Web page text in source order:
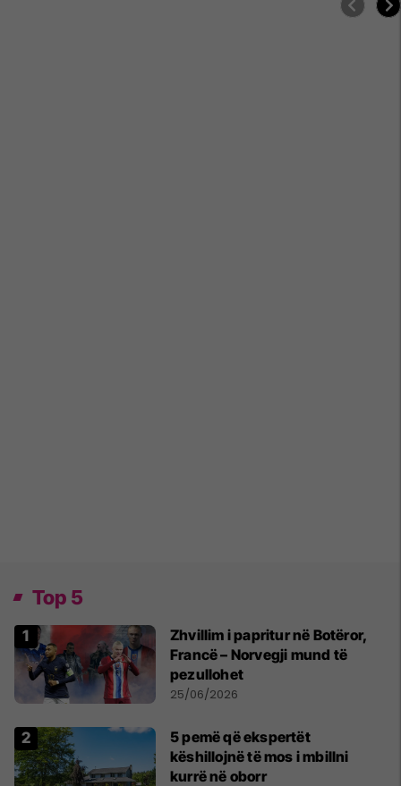
Top 5
Zhvillim i papritur në Botëror,
Francë – Norvegji mund të
pezullohet
25/06/2026
5 pemë që ekspertët
këshillojnë të mos i mbillni
kurrë në oborr